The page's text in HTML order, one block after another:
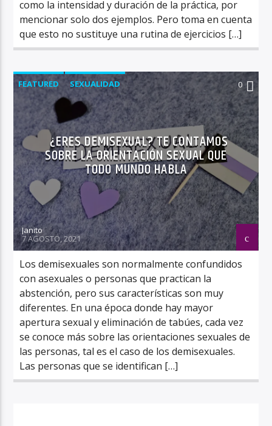
como la intensidad y duración de la práctica, por
mencionar solo dos ejemplos. Pero toma en cuenta
que esto no sustituye una rutina de ejercicios […]
FEATURED SEXUALIDAD 0
¿ERES DEMISEXUAL? TE CONTAMOS
SOBRE LA ORIENTACIÓN SEXUAL QUE
TODO MUNDO HABLA
Janito
7 AGOSTO, 2021
Los demisexuales son normalmente confundidos
con asexuales o personas que practican la
abstención, pero sus características son muy
diferentes. En una época donde hay mayor
apertura sexual y eliminación de tabúes, cada vez
se conoce más sobre las orientaciones sexuales de
las personas, tal es el caso de los demisexuales.
Las personas que se identifican […]